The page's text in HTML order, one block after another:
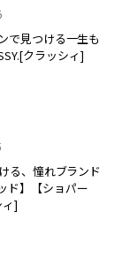
で見つける一生も
クラッシィ]
る、憧れブランド
ド】【ショパー
]